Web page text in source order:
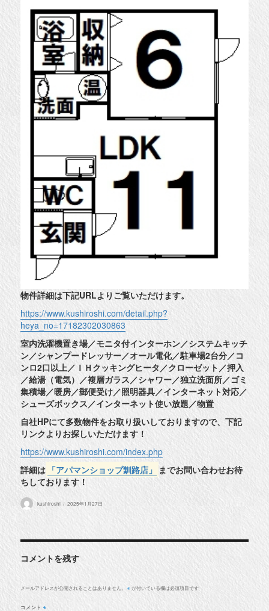
物件詳細は下記URLよりご覧いただけます。
https://www.kushiroshi.com/detail.php?
heya_no=17182302030863
室内洗濯機置き場／モニタ付インターホン／システムキッチ
ン／シャンプードレッサー／オール電化／駐車場2台分／コ
ンロ2口以上／ＩＨクッキングヒータ／クローゼット／押入
／給湯（電気）／複層ガラス／シャワー／独立洗面所／ゴミ
集積場／暖房／郵便受け／照明器具／インターネット対応／
シューズボックス／インターネット使い放題／物置
自社HPにて多数物件をお取り扱いしておりますので、下記
リンクよりお探しいただけます！
https://www.kushiroshi.com/index.php
詳細は 「アパマンショップ釧路店」 までお問い合わせお待
ちしております！
投kushiroshi
投
2025年1月27日
コメントを残す
メールアドレスが公開されることはありません。 ※ が付いている欄は必須項目です
コメント ※